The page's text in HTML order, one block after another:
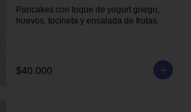
Pancakes con toque de yogurt griego,
huevos, tocineta y ensalada de frutas.
$40.000